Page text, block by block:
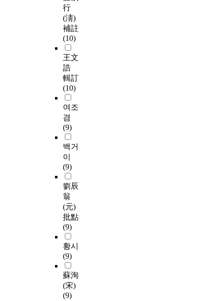
行
(淸)
補註
(10)
王文
誥
輯訂
(10)
여조
겸
(9)
백거
이
(9)
劉辰
翁
(元)
批點
(9)
황시
(9)
蘇洵
(宋)
(9)